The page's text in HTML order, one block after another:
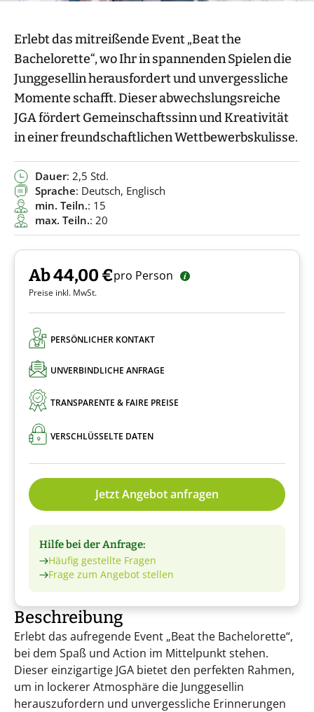
Erlebt das mitreißende Event „Beat the
Bachelorette“, wo Ihr in spannenden Spielen die
Junggesellin herausfordert und unvergessliche
Momente schafft. Dieser abwechslungsreiche
JGA fördert Gemeinschaftssinn und Kreativität
in einer freundschaftlichen Wettbewerbskulisse.
Dauer: 2,5 Std.
Sprache: Deutsch, Englisch
min. Teiln.: 15
max. Teiln.: 20
Ab 44,00 €pro Person
Preise inkl. MwSt.
PERSÖNLICHER KONTAKT
UNVERBINDLICHE ANFRAGE
TRANSPARENTE & FAIRE PREISE
VERSCHLÜSSELTE DATEN
Jetzt Angebot anfragen
Hilfe bei der Anfrage:
Häufig gestellte Fragen
Frage zum Angebot stellen
Beschreibung
Erlebt das aufregende Event „Beat the Bachelorette“,
bei dem Spaß und Action im Mittelpunkt stehen.
Dieser einzigartige JGA bietet den perfekten Rahmen,
um in lockerer Atmosphäre die Junggesellin
herauszufordern und unvergessliche Erinnerungen